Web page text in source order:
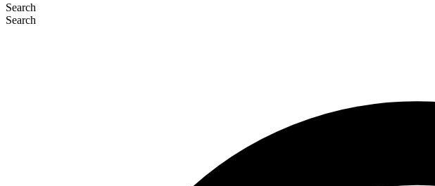
Search
Search